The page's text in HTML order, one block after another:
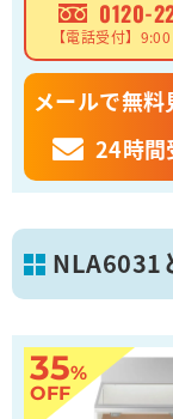
0120-
【電話受付】
メールで無料
24時間
NLA6031
35%
OFF